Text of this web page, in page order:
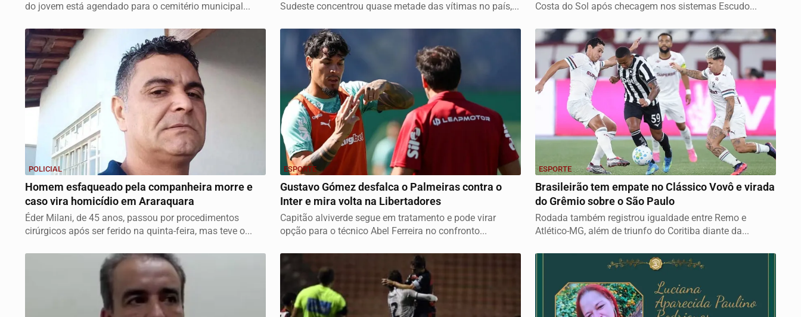
do jovem está agendado para o cemitério municipal...
Sudeste concentrou quase metade das vítimas no país,...
Costa do Sol após checagem nos sistemas Escudo...
POLICIAL
Homem esfaqueado pela companheira morre e
caso vira homicídio em Araraquara
Éder Milani, de 45 anos, passou por procedimentos
cirúrgicos após ser ferido na quinta-feira, mas teve o...
ESPORTE
Gustavo Gómez desfalca o Palmeiras contra o
Inter e mira volta na Libertadores
Capitão alviverde segue em tratamento e pode virar
opção para o técnico Abel Ferreira no confronto...
ESPORTE
Brasileirão tem empate no Clássico Vovô e virada
do Grêmio sobre o São Paulo
Rodada também registrou igualdade entre Remo e
Atlético-MG, além de triunfo do Coritiba diante da...